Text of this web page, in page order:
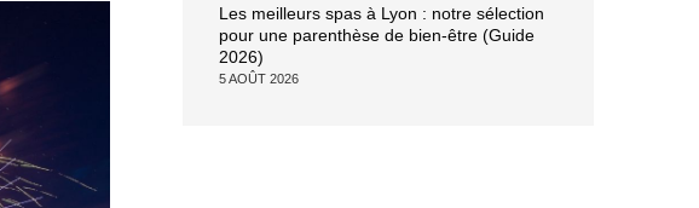
Les meilleurs spas à Lyon : notre sélection
pour une parenthèse de bien-être (Guide
2026)
5 AOÛT 2026